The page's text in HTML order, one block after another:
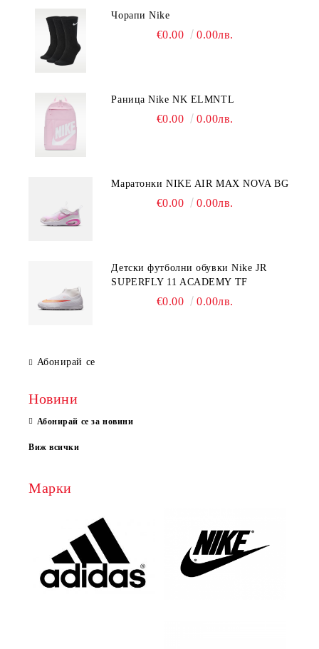
Чорапи Nike
€0.00 0.00лв.
Раница Nike NK ELMNTL
€0.00 0.00лв.
Mаратонки NIKE AIR MAX NOVA BG
€0.00 0.00лв.
Детски футболни обувки Nike JR
SUPERFLY 11 ACADEMY TF
€0.00 0.00лв.
Абонирай се
Новини
Абонирай се за новини
Виж всички
Марки